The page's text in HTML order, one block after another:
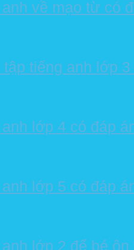
về mạo từ có
tiếng anh lớp 3
lớp 4 có đáp
lớp 5 có đáp
lớp 2 để bé